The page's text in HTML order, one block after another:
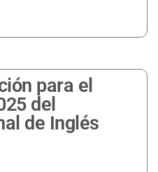
para el
del
de Inglés